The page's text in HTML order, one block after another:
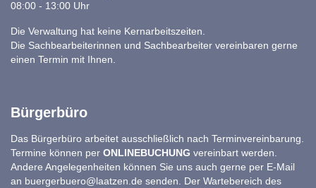
08:00 - 13:00 Uhr
Die Verwaltung hat keine Kernarbeitszeiten.
Die Sachbearbeiterinnen und Sachbearbeiter vereinbaren gerne
einen Termin mit Ihnen.
Bürgerbüro
Das Bürgerbüro arbeitet ausschließlich nach Terminvereinbarung.
Termine können per ONLINEBUCHUNG vereinbart werden.
Andere Angelegenheiten können Sie uns auch gerne per E-Mail
an buergerbuero@laatzen.de senden. Der Wartebereich des